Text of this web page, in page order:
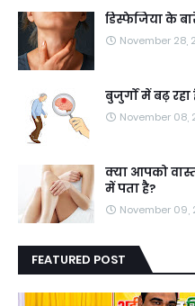
डिस्फेजिया के
November 28,
बुजुर्गों में बढ़ रहा
November 08,
क्या आपको
में पता है?
November 09,
FEATURED POST